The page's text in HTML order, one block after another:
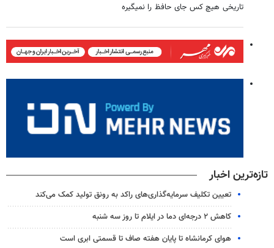
تاریخی هیچ کس جای حافظ را نمیگیره
تازه‌ترین اخبار
تعیین تکلیف سرمایه‌گذاری‌های راکد به رونق تولید کمک می‌کند
کاهش ۲ درجه‌ای دما در ایلام تا روز سه شنبه
هوای کرمانشاه تا پایان هفته صاف تا قسمتی ابری است